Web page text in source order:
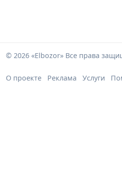
© 2026 «Elbozor» Все права
О проекте Реклама Услуги